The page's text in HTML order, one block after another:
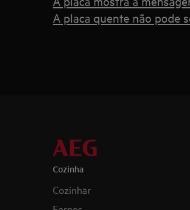
A placa quente não pode
Cozinha
Cozinhar